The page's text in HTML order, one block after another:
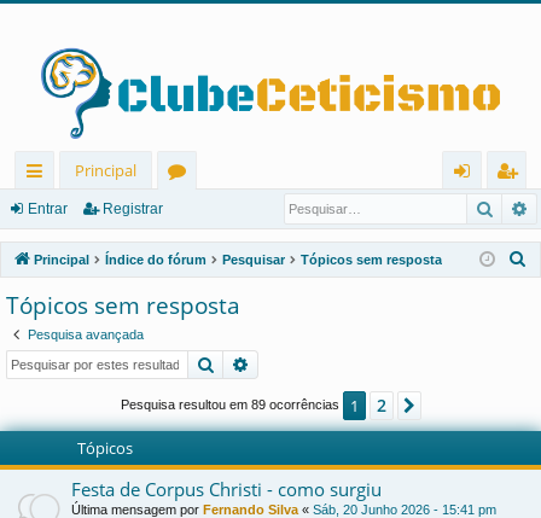
in
ks
rá
pi
d
Principal
u
ns
ra
r
eg
ist
ra
Entrar Registrar
Principal Índice do fórum Pesquisar Tópicos sem resposta
r
Tópicos sem resposta
Pesquisa avançada
Pesquisar
Pesquisa resultou em 89 ocorrências 1 2
Tópicos
Festa de Corpus Christi - como surgiu
Última mensagem por Fernando Silva « Sáb, 20 Junho 2026 - 15:41 pm